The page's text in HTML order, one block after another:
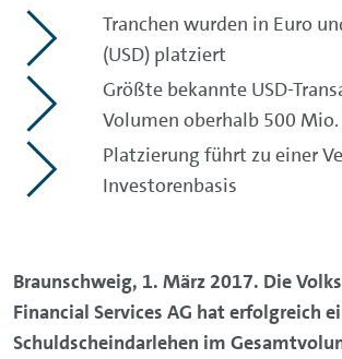
Tranchen wurden in Euro
(USD) platziert
Größte bekannte USD-
Volumen oberhalb 500 Mio.
Platzierung führt zu einer
Investorenbasis
Braunschweig, 1. März 2017. Die
Financial Services AG hat erfolgreich
Schuldscheindarlehen im